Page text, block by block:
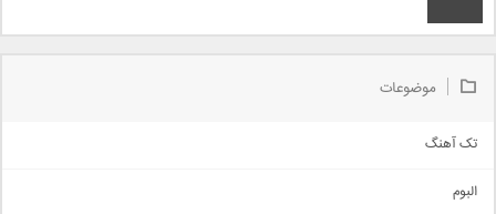
موضوعات
تک آهنگ
البوم